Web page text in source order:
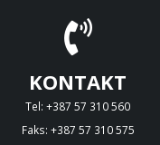
KONTAKT
Tel: +387 57 310 560
Faks: +387 57 310 575